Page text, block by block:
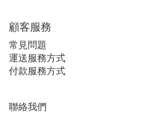
顧客服務
常見問題
運送服務方式
付款服務方式
聯絡我們